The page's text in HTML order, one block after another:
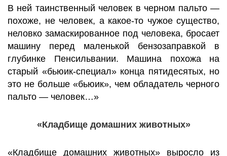
В ней таинственный человек в черном пальто —
похоже, не человек, а какое-то чужое существо,
неловко замаскированное под человека, бросает
машину перед маленькой бензозаправкой в
глубинке Пенсильвании. Машина похожа на
старый «бьюик-специал» конца пятидесятых, но
это не больше «бьюик», чем обладатель черного
пальто — человек…»
«Кладбище домашних животных»
«Кладбище домашних животных» выросло из